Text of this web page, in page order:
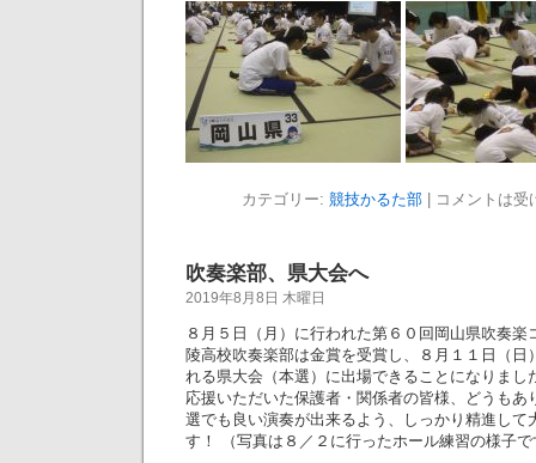
カテゴリー: 競技かるた部| コメントは受
吹奏楽部、県大会へ
2019年8月8日 木曜日
８月５日（月）に行われた第６０回岡山県吹奏楽
陵高校吹奏楽部は金賞を受賞し、８月１１日（日
れる県大会（本選）に出場できることになりまし
応援いただいた保護者・関係者の皆様、どうもあ
選でも良い演奏が出来るよう、しっかり精進して
す！ （写真は８／２に行ったホール練習の様子で